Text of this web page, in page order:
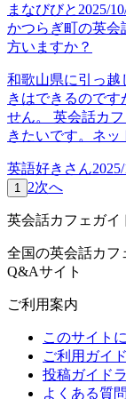
まなびびと 2025/
かつらぎ町の英会
方いますか？
和歌山県に引っ越
きはできるのです
せん。 英会話カ
きたいです。ネッ
英語好きさん
1 2次へ
英会話カフェガイ
全国の英会話カフ
Q&Aサイト
ご利用案内
このサイト
ご利用ガイド
投稿ガイド
よくある質問